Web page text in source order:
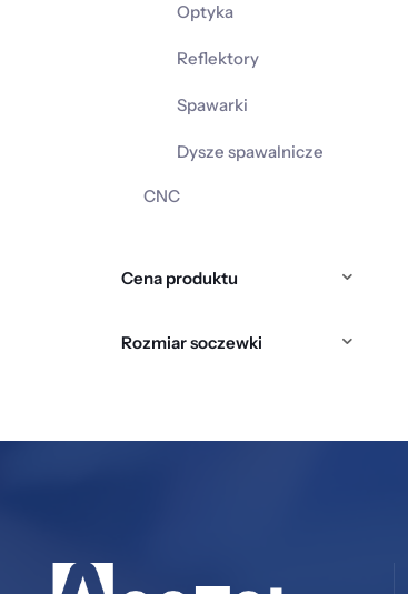
Optyka
Reflektory
Spawarki
Dysze spawalnicze
CNC
Cena produktu
Rozmiar soczewki